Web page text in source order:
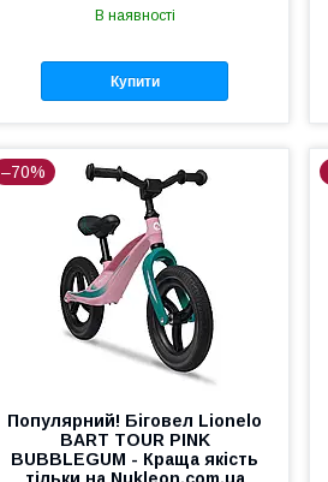
В наявності
Купити
–70%
Популярний! Біговел Lionelo
BART TOUR PINK
BUBBLEGUM - Краща якість